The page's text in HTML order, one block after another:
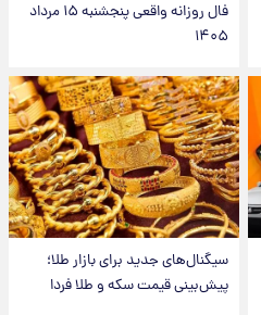
فال روزانه واقعی پنجشنبه ۱۵ مرداد
۱۴۰۵
سیگنال‌های جدید برای بازار طلا؛
پیش‌بینی قیمت سکه و طلا فردا